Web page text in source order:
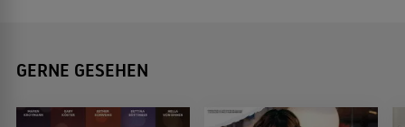
GERNE GESEHEN